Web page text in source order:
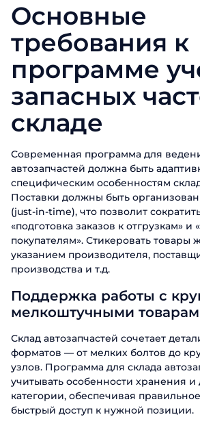
Основные
требования к
программе
запасных
складе
Современная программа для
автозапчастей должна быть
специфическим особенностям
Поставки должны быть
(just-in-time), что позволит
«подготовка заказов к отгрузкам» и
покупателям». Стикеровать товары
указанием производителя,
производства и т.д.
Поддержка работы с
мелкоштучными
Склад автозапчастей сочетает
форматов — от мелких болтов до
узлов. Программа для склада
учитывать особенности хранения
категории, обеспечивая
быстрый доступ к нужной позиции.